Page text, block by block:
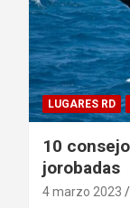
LUGARES RD
10
jorobadas
4 marzo 2023